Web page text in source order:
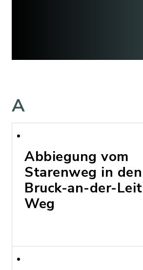
A
Abbiegung vom
Starenweg in den
Bruck-an-der-
Weg